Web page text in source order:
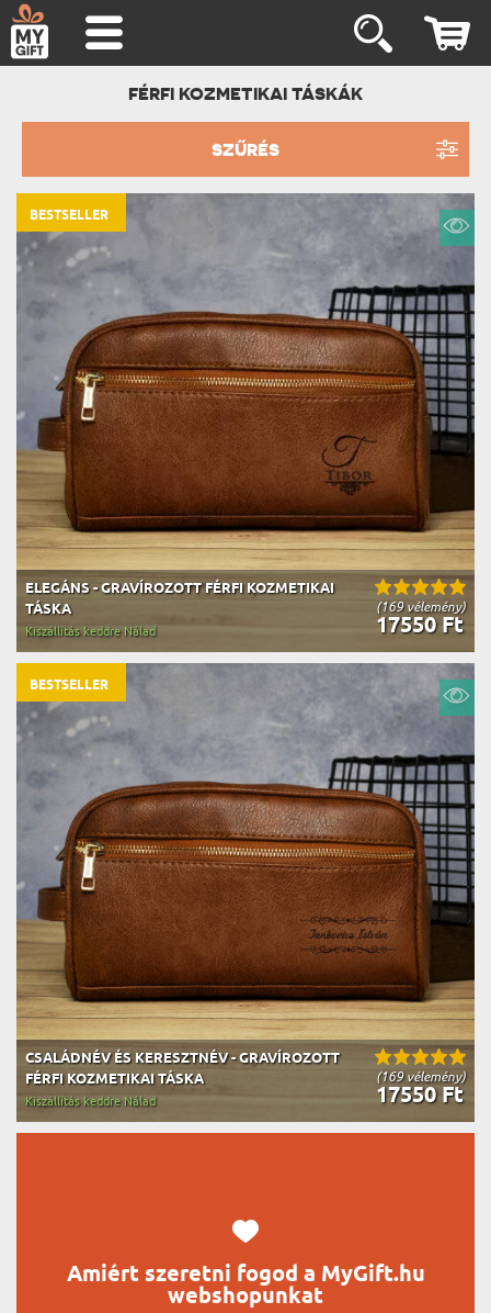
FÉRFI KOZMETIKAI TÁSKÁK
SZŰRÉS
(169 vélemény)
ELEGÁNS - GRAVÍROZOTT FÉRFI KOZMETIKAI
TÁSKA
17550 Ft
Kiszállítás keddre Nálad
BESTSELLER
(169 vélemény)
CSALÁDNÉV ÉS KERESZTNÉV - GRAVÍROZOTT
FÉRFI KOZMETIKAI TÁSKA
17550 Ft
Kiszállítás keddre Nálad
BESTSELLER
Amiért szeretni fogod a MyGift.hu
webshopunkat